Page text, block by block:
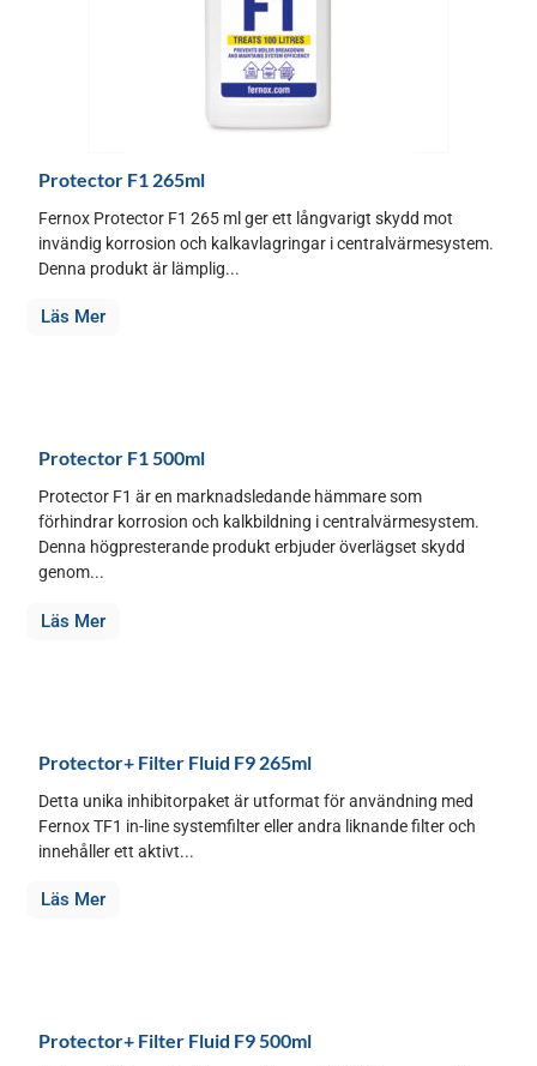
Protector F1 265ml
Fernox Protector F1 265 ml ger ett långvarigt skydd mot
invändig korrosion och kalkavlagringar i centralvärmesystem.
Denna produkt är lämplig...
Läs Mer
Protector F1 500ml
Protector F1 är en marknadsledande hämmare som
förhindrar korrosion och kalkbildning i centralvärmesystem.
Denna högpresterande produkt erbjuder överlägset skydd
genom...
Läs Mer
Protector+ Filter Fluid F9 265ml
Detta unika inhibitorpaket är utformat för användning med
Fernox TF1 in-line systemfilter eller andra liknande filter och
innehåller ett aktivt...
Läs Mer
Protector+ Filter Fluid F9 500ml